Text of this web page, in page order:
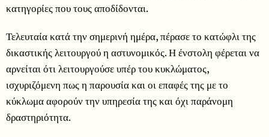
κατηγορίες που τους αποδίδονται.
Τελευταία κατά την σημερινή ημέρα, πέρασε το κατώφλι της
δικαστικής λειτουργού η αστυνομικός. Η ένστολη φέρεται να
αρνείται ότι λειτουργούσε υπέρ του κυκλώματος,
ισχυριζόμενη πως η παρουσία και οι επαφές της με το
κύκλωμα αφορούν την υπηρεσία της και όχι παράνομη
δραστηριότητα.